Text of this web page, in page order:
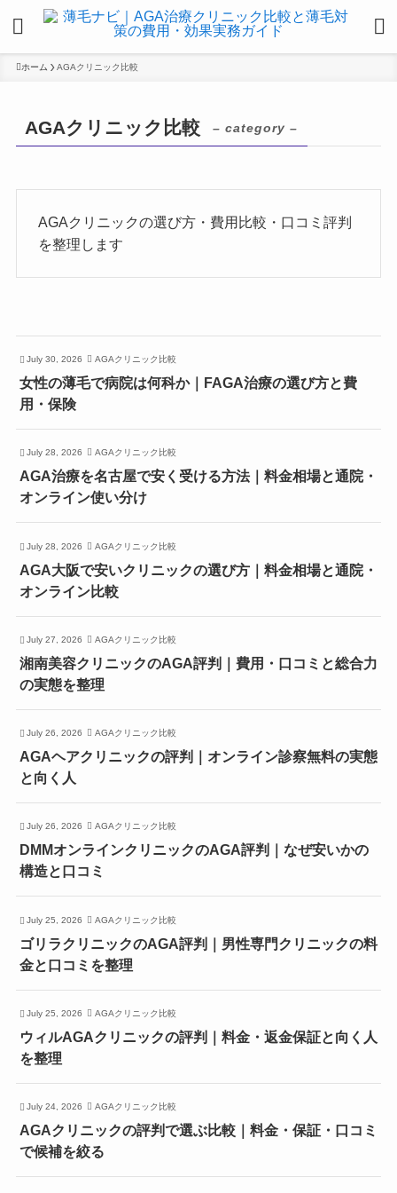
ホーム AGAクリニック比較
AGAクリニック比較 – category –
AGAクリニックの選び方・費用比較・口コミ評判
を整理します
July 30, 2026 AGAクリニック比較
女性の薄毛で病院は何科か｜FAGA治療の選び方と費
用・保険
July 28, 2026 AGAクリニック比較
AGA治療を名古屋で安く受ける方法｜料金相場と通院・
オンライン使い分け
July 28, 2026 AGAクリニック比較
AGA大阪で安いクリニックの選び方｜料金相場と通院・
オンライン比較
July 27, 2026 AGAクリニック比較
湘南美容クリニックのAGA評判｜費用・口コミと総合力
の実態を整理
July 26, 2026 AGAクリニック比較
AGAヘアクリニックの評判｜オンライン診察無料の実態
と向く人
July 26, 2026 AGAクリニック比較
DMMオンラインクリニックのAGA評判｜なぜ安いかの
構造と口コミ
July 25, 2026 AGAクリニック比較
ゴリラクリニックのAGA評判｜男性専門クリニックの料
金と口コミを整理
July 25, 2026 AGAクリニック比較
ウィルAGAクリニックの評判｜料金・返金保証と向く人
を整理
July 24, 2026 AGAクリニック比較
AGAクリニックの評判で選ぶ比較｜料金・保証・口コミ
で候補を絞る